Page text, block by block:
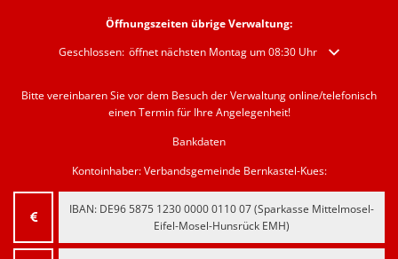
Öffnungszeiten übrige Verwaltung:
Klicken, um weitere Öffnungs- oder Schließzeiten auszublenden
Geschlossen: öffnet nächsten Montag um 08:30 Uhr
Bitte vereinbaren Sie vor dem Besuch der Verwaltung online/telefonisch
einen Termin für Ihre Angelegenheit!
Bankdaten
Kontoinhaber: Verbandsgemeinde Bernkastel-Kues:
IBAN: ‍DE96 5875 1230 0000 0110 07‍(Sparkasse Mittelmosel-
Eifel-Mosel-Hunsrück EMH)